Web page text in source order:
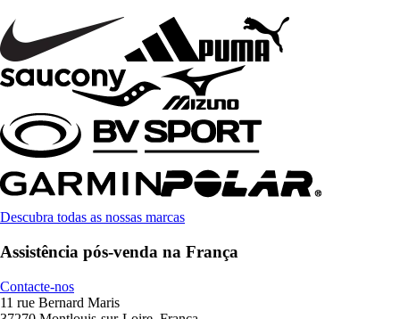
Descubra todas as nossas marcas
Assistência pós-venda na França
Contacte-nos
11 rue Bernard Maris